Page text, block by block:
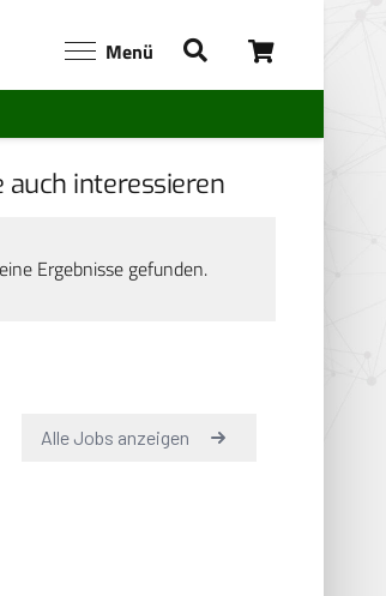
Menü
auch interessieren
Ergebnisse gefunden.